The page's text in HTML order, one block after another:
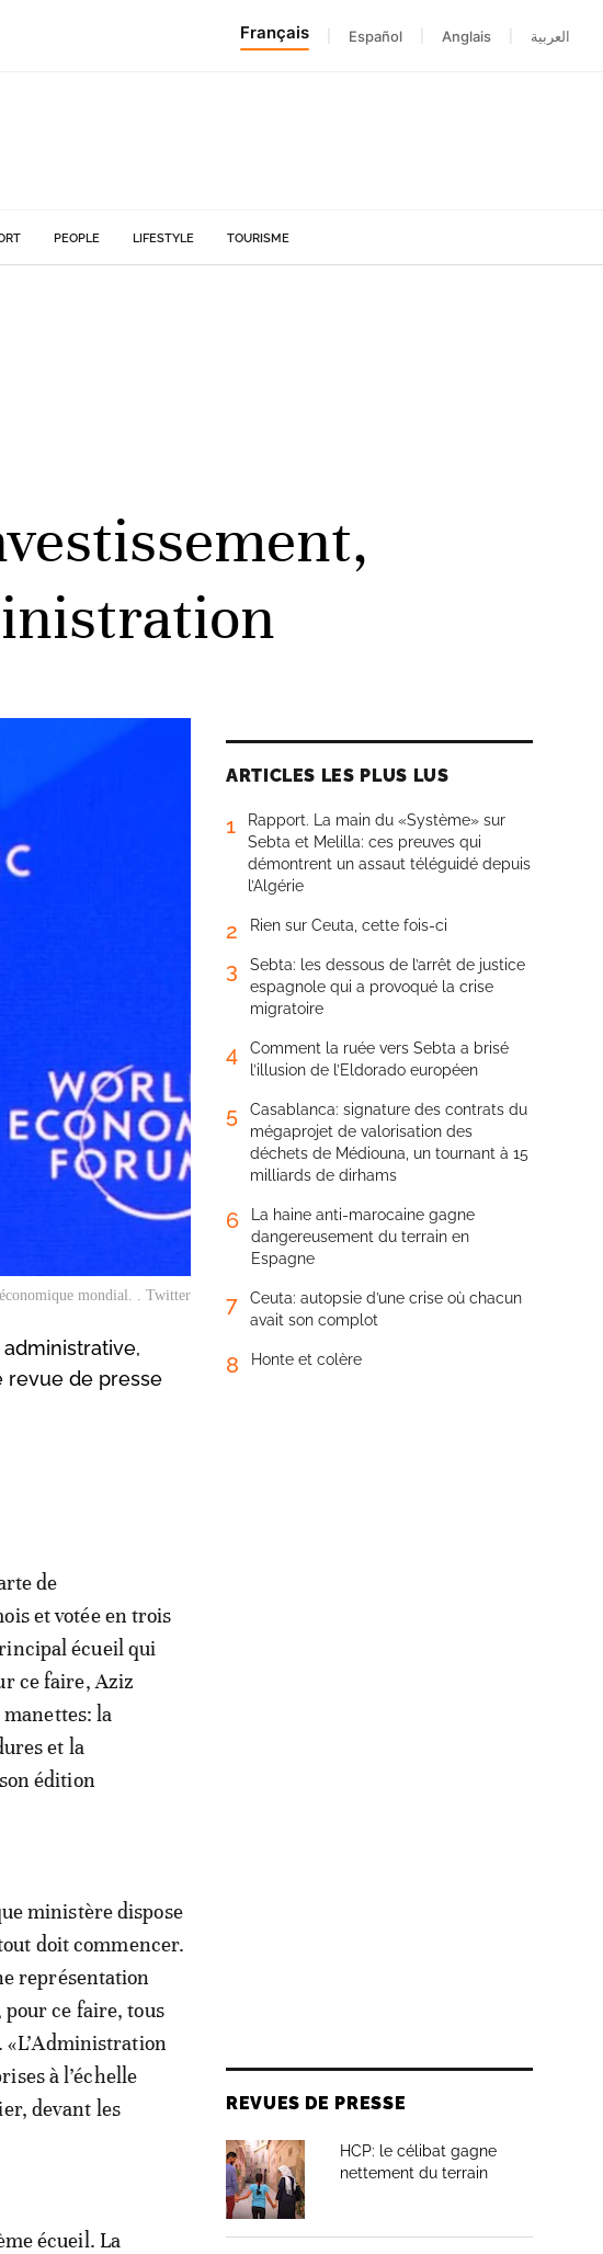
Français Español Anglais العربية
PEOPLE LIFESTYLE TOURISME
mondial. . Twitter
revue de presse
de
et votée en trois
écueil qui
ce faire, Aziz
la
et la
édition
ministère dispose
doit commencer.
représentation
ce faire, tous
«L’Administration
à l’échelle
devant les
écueil. La
ARTICLES LES PLUS LUS
1
Rapport. La main du «Système» sur
Sebta et Melilla: ces preuves qui
démontrent un assaut téléguidé depuis
l’Algérie
2 Rien sur Ceuta, cette fois-ci
3
Sebta: les dessous de l’arrêt de justice
espagnole qui a provoqué la crise
migratoire
4
Comment la ruée vers Sebta a brisé
l’illusion de l’Eldorado européen
5
Casablanca: signature des contrats du
mégaprojet de valorisation des
déchets de Médiouna, un tournant à 15
milliards de dirhams
6
La haine anti-marocaine gagne
dangereusement du terrain en
Espagne
7
Ceuta: autopsie d’une crise où chacun
avait son complot
8 Honte et colère
REVUES DE PRESSE
HCP: le célibat gagne
nettement du terrain